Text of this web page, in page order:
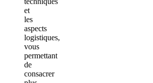
et
les
aspects
logistiques,
vous
permettant
de
consacrer